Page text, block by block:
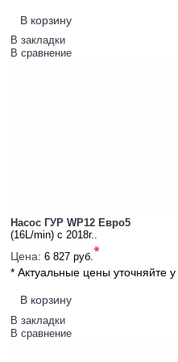
В корзину
В закладки
В сравнение
Насос ГУР WP12 Евро5
(16L/min) с 2018г..
Цена: 6 827 руб.*
* Актуальные цены уточняйте
В корзину
В закладки
В сравнение